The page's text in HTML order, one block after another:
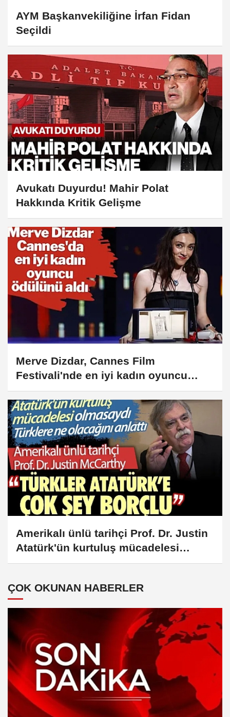
AYM Başkanvekiliğine İrfan Fidan
Seçildi
Avukatı Duyurdu! Mahir Polat
Hakkında Kritik Gelişme
Merve Dizdar, Cannes Film
Festivali'nde en iyi kadın oyuncu
ödülünü aldı
Amerikalı ünlü tarihçi Prof. Dr. Justin
Atatürk'ün kurtuluş mücadelesi
olmasaydı Türklere ne olacağını
ÇOK OKUNAN HABERLER